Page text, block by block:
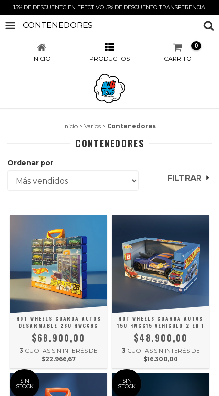
15% DE DESCUENTO EN EFECTIVO. 5% DE DESCUENTO TRANSFERENCIA.
CONTENEDORES
INICIO PRODUCTOS CARRITO
0
Inicio > Varios > Contenedores
CONTENEDORES
Ordenar por
FILTRAR
HOT WHEELS GUARDA AUTOS
DESARMABLE 28U HWCC8C
$68.900,00
3 CUOTAS SIN INTERÉS DE
$22.966,67
HOT WHEELS GUARDA AUTOS
15U HWCC15 VEHICULO 2 EN 1
$48.900,00
3 CUOTAS SIN INTERÉS DE
$16.300,00
SIN
STOCK
SIN
STOCK